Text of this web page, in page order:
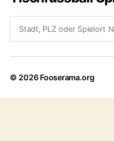
© 2026 Fooserama.org